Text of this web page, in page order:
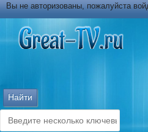
Вы не авторизованы, пожалуйста